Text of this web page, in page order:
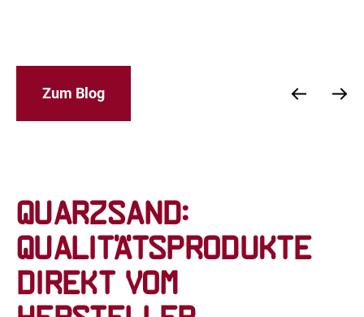
Zum Blog
Quarzsand:
Qualitätsprodukte
direkt vom